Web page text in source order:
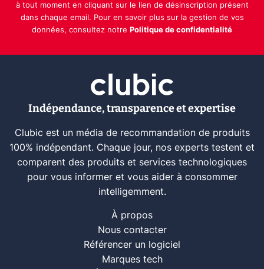
à tout moment en cliquant sur le lien de désinscription présent
dans chaque email. Pour en savoir plus sur la gestion de vos
données, consultez notre Politique de confidentialité
Indépendance, transparence et expertise
Clubic est un média de recommandation de produits
100% indépendant. Chaque jour, nos experts testent et
comparent des produits et services technologiques
pour vous informer et vous aider à consommer
intelligemment.
À propos
Nous contacter
Référencer un logiciel
Marques tech